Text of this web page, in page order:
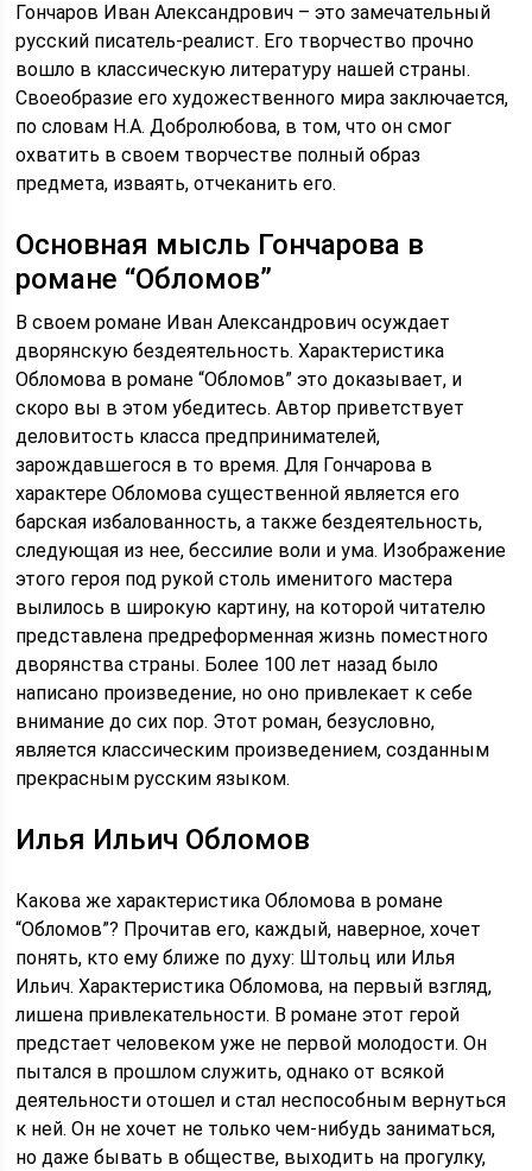
Гончаров Иван Александрович – это замечательный
русский писатель-реалист. Его творчество прочно
вошло в классическую литературу нашей страны.
Своеобразие его художественного мира заключается,
по словам Н.А. Добролюбова, в том, что он смог
охватить в своем творчестве полный образ
предмета, изваять, отчеканить его.
Основная мысль Гончарова в
романе “Обломов”
В своем романе Иван Александрович осуждает
дворянскую бездеятельность. Характеристика
Обломова в романе “Обломов” это доказывает, и
скоро вы в этом убедитесь. Автор приветствует
деловитость класса предпринимателей,
зарождавшегося в то время. Для Гончарова в
характере Обломова существенной является его
барская избалованность, а также бездеятельность,
следующая из нее, бессилие воли и ума. Изображение
этого героя под рукой столь именитого мастера
вылилось в широкую картину, на которой читателю
представлена предреформенная жизнь поместного
дворянства страны. Более 100 лет назад было
написано произведение, но оно привлекает к себе
внимание до сих пор. Этот роман, безусловно,
является классическим произведением, созданным
прекрасным русским языком.
Илья Ильич Обломов
Какова же характеристика Обломова в романе
“Обломов”? Прочитав его, каждый, наверное, хочет
понять, кто ему ближе по духу: Штольц или Илья
Ильич. Характеристика Обломова, на первый взгляд,
лишена привлекательности. В романе этот герой
предстает человеком уже не первой молодости. Он
пытался в прошлом служить, однако от всякой
деятельности отошел и стал неспособным вернуться
к ней. Он не хочет не только чем-нибудь заниматься,
но даже бывать в обществе, выходить на прогулку,